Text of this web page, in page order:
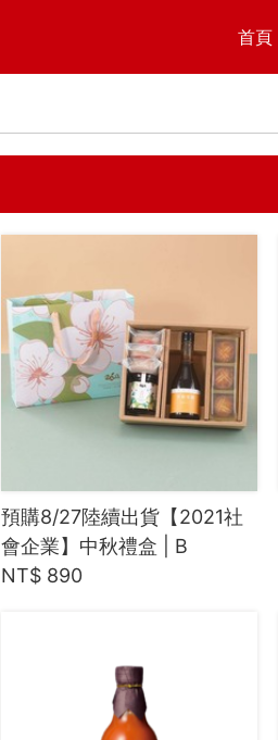
首頁
預購8/27陸續出貨【2021社
會企業】中秋禮盒 | B
NT$ 890